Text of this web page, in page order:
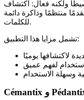
مفهومًا بسيطًا ولكنه فعال: اكتشاف
منتظمًا وذاكرة دائمة
للكلمات.
تشمل مزايا هذا التطبيق:
لاكتشافها يوميًا
لفهم عميق
وسهلة الاستخدام